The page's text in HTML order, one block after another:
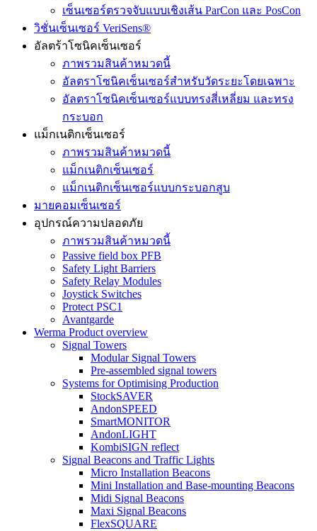
เซ็นเซอร์ตรวจจับแบบเชิงเส้น ParCon และ PosCon
วิชั่นเซ็นเซอร์ VeriSens®
อัลตร้าโซนิคเซ็นเซอร์
ภาพรวมสินค้าหมวดนี้
อัลตราโซนิคเซ็นเซอร์สำหรับวัดระยะโดยเฉพาะ
อัลตราโซนิคเซ็นเซอร์แบบทรงสี่เหลี่ยม และทรง
กระบอก
แม็กเนติกเซ็นเซอร์
ภาพรวมสินค้าหมวดนี้
แม็กเนติกเซ็นเซอร์
แม็กเนติกเซ็นเซอร์แบบกระบอกสูบ
มายคอมเซ็นเซอร์
อุปกรณ์ความปลอดภัย
ภาพรวมสินค้าหมวดนี้
Passive field box PFB
Safety Light Barriers
Safety Relay Modules
Joystick Switches
Protect PSC1
Avantgarde
Werma Product overview
Signal Towers
Modular Signal Towers
Pre-assembled signal towers
Systems for Optimising Production
StockSAVER
AndonSPEED
SmartMONITOR
AndonLIGHT
KombiSIGN reflect
Signal Beacons and Traffic Lights
Micro Installation Beacons
Mini Installation and Base-mounting Beacons
Midi Signal Beacons
Maxi Signal Beacons
FlexSQUARE